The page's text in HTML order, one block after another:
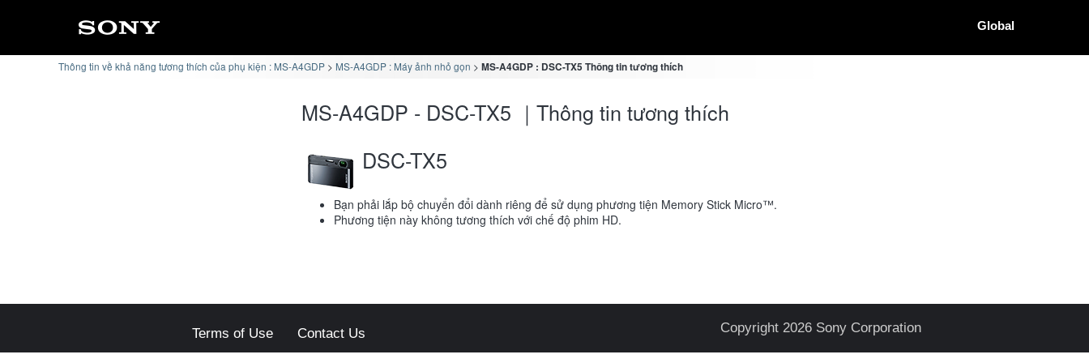
Global
Thông tin về khả năng tương thích của phụ kiện : MS-A4GDP MS-A4GDP : Máy ảnh nhỏ gọn MS-A4GDP : DSC-TX5 Thông tin tương thích
MS-A4GDP - DSC-TX5 ｜Thông tin tương thích
DSC-TX5
Bạn phải lắp bộ chuyển đổi dành riêng để sử dụng phương tiện Memory Stick Micro™.
Phương tiện này không tương thích với chế độ phim HD.
Terms of Use Contact Us Copyright 2026 Sony Corporation